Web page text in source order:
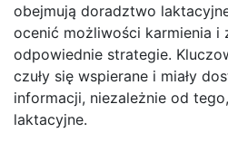
obejmują doradztwo
ocenić możliwości karmienia i
odpowiednie strategie.
czuły się wspierane i miały
informacji, niezależnie od
laktacyjne.